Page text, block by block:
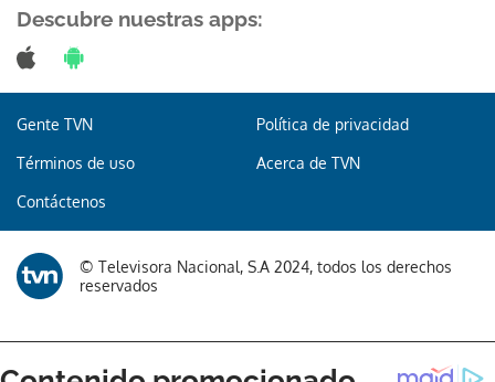
Descubre nuestras apps:
Gente TVN Política de privacidad
Términos de uso Acerca de TVN
Contáctenos
© Televisora Nacional, S.A 2024, todos los derechos
reservados